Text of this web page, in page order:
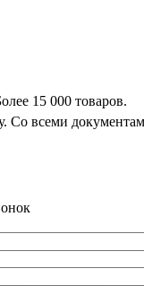
15 000 товаров.
Со всеми